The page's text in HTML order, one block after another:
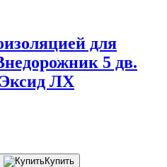
для
5 дв.
ЛХ
Купить